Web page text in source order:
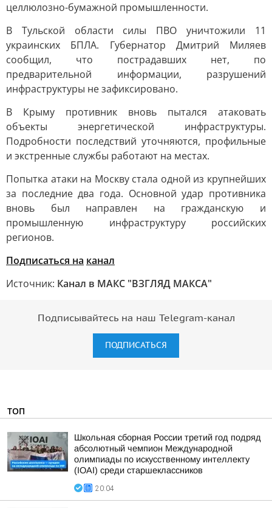
целлюлозно-бумажной промышленности.
В Тульской области силы ПВО уничтожили 11
украинских БПЛА. Губернатор Дмитрий Миляев
сообщил, что пострадавших нет, по
предварительной информации, разрушений
инфраструктуры не зафиксировано.
В Крыму противник вновь пытался атаковать
объекты энергетической инфраструктуры.
Подробности последствий уточняются, профильные
и экстренные службы работают на местах.
Попытка атаки на Москву стала одной из крупнейших
за последние два года. Основной удар противника
вновь был направлен на гражданскую и
промышленную инфраструктуру российских
регионов.
Подписаться на канал
Источник: Канал в МАКС "ВЗГЛЯД МАКСА"
Подписывайтесь на наш Telegram-канал
ПОДПИСАТЬСЯ
ТОП
Школьная сборная России третий год подряд
абсолютный чемпион Международной
олимпиады по искусственному интеллекту
(IOAI) среди старшеклассников
20:04